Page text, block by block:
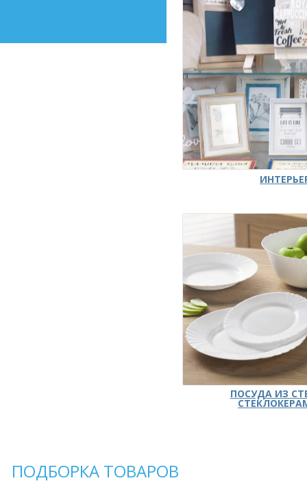
ПОСУДА ИЗ
ПОДБОРКА ТОВАРОВ